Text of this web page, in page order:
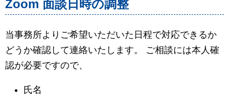
Zoom 面談日時の調整
当事務所よりご希望いただいた日程で対応できるか
どうか確認して連絡いたします。 ご相談には本人確
認が必要ですので、
氏名